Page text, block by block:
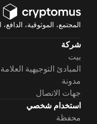
المجتمع، الموثوقية، الدافع،
شركة
بيت
المبادئ التوجيهية
مدونة
جهات الاتصال
استخدام شخصي
محفظة